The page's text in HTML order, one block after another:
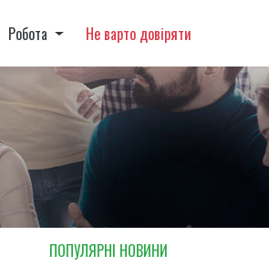
Робота Не варто довіряти
ПОПУЛЯРНI НОВИНИ